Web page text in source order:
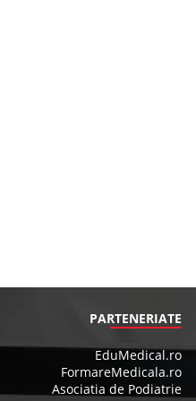
PARTENERIATE
EduMedical.ro
FormareMedicala.ro
Asociatia de Podiatrie